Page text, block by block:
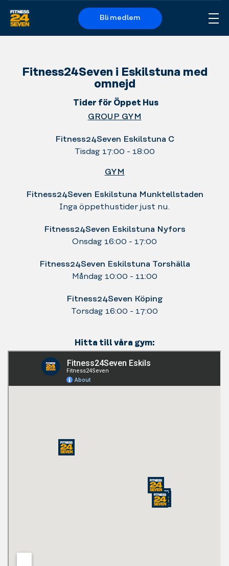
Logo
Bli medlem
Fitness24Seven i Eskilstuna med
omnejd
Tider för Öppet Hus
GROUP GYM
Fitness24Seven Eskilstuna C
Tisdag 17:00 - 18:00
GYM
Fitness24Seven Eskilstuna Munktellstaden
Inga öppethustider just nu.
Fitness24Seven Eskilstuna Nyfors
Onsdag 16:00 - 17:00
Fitness24Seven Eskilstuna Torshälla
Måndag 10:00 - 11:00
Fitness24Seven Köping
Torsdag 16:00 - 17:00
Hitta till våra gym: